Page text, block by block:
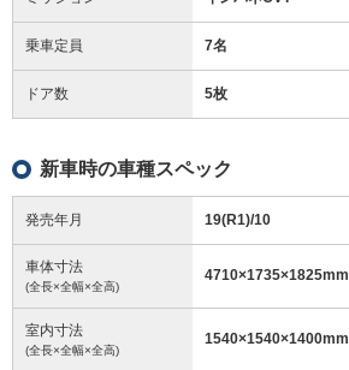
乗車定員 7名
ドア数 5枚
新車時の車種スペック
発売年月 19(R1)/10
車体寸法
(全長×全幅×全高)
4710×1735×1825mm
室内寸法
(全長×全幅×全高)
1540×1540×1400mm